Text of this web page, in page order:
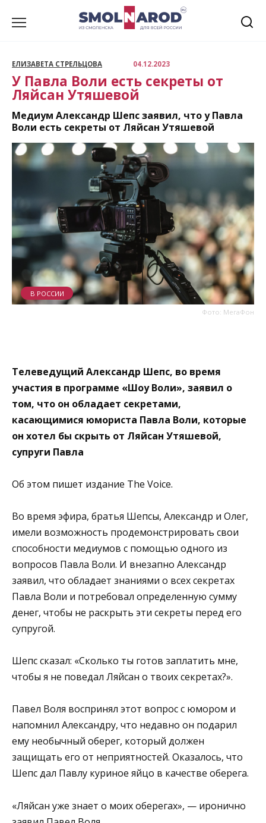
ЕЛИЗАВЕТА СТРЕЛЬЦОВА 04.12.2023
У Павла Воли есть секреты от
Ляйсан Утяшевой
Медиум Александр Шепс заявил, что у Павла
Воли есть секреты от Ляйсан Утяшевой
Фото: МегаФон
В РОССИИ
Телеведущий Александр Шепс, во время
участия в программе «Шоу Воли», заявил о
том, что он обладает секретами,
касающимися юмориста Павла Воли, которые
он хотел бы скрыть от Ляйсан Утяшевой,
супруги Павла
Об этом пишет издание The Voice.
Во время эфира, братья Шепсы, Александр и Олег,
имели возможность продемонстрировать свои
способности медиумов с помощью одного из
вопросов Павла Воли. И внезапно Александр
заявил, что обладает знаниями о всех секретах
Павла Воли и потребовал определенную сумму
денег, чтобы не раскрыть эти секреты перед его
супругой.
Шепс сказал: «Сколько ты готов заплатить мне,
чтобы я не поведал Ляйсан о твоих секретах?».
Павел Воля воспринял этот вопрос с юмором и
напомнил Александру, что недавно он подарил
ему необычный оберег, который должен
защищать его от неприятностей. Оказалось, что
Шепс дал Павлу куриное яйцо в качестве оберега.
«Ляйсан уже знает о моих оберегах», — иронично